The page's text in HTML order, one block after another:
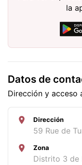
la
Datos de
Dirección y acceso
Dirección
59 Rue de
Zona
Distrito 3 de